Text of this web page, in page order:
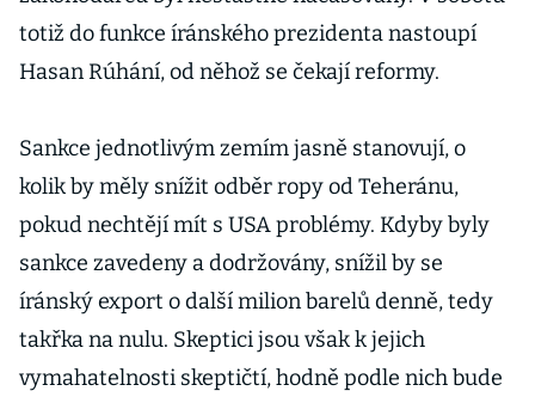
totiž do funkce íránského prezidenta nastoupí
Hasan Rúhání, od něhož se čekají reformy.
Sankce jednotlivým zemím jasně stanovují, o
kolik by měly snížit odběr ropy od Teheránu,
pokud nechtějí mít s USA problémy. Kdyby byly
sankce zavedeny a dodržovány, snížil by se
íránský export o další milion barelů denně, tedy
takřka na nulu. Skeptici jsou však k jejich
vymahatelnosti skeptičtí, hodně podle nich bude